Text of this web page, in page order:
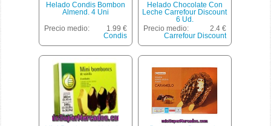
Helado Condis Bombon
Almend. 4 Uni
Precio medio:
1.99 €
Condis
Helado Chocolate Con
Leche Carrefour Discount
6 Ud.
Precio medio:
2.4 €
Carrefour Discount